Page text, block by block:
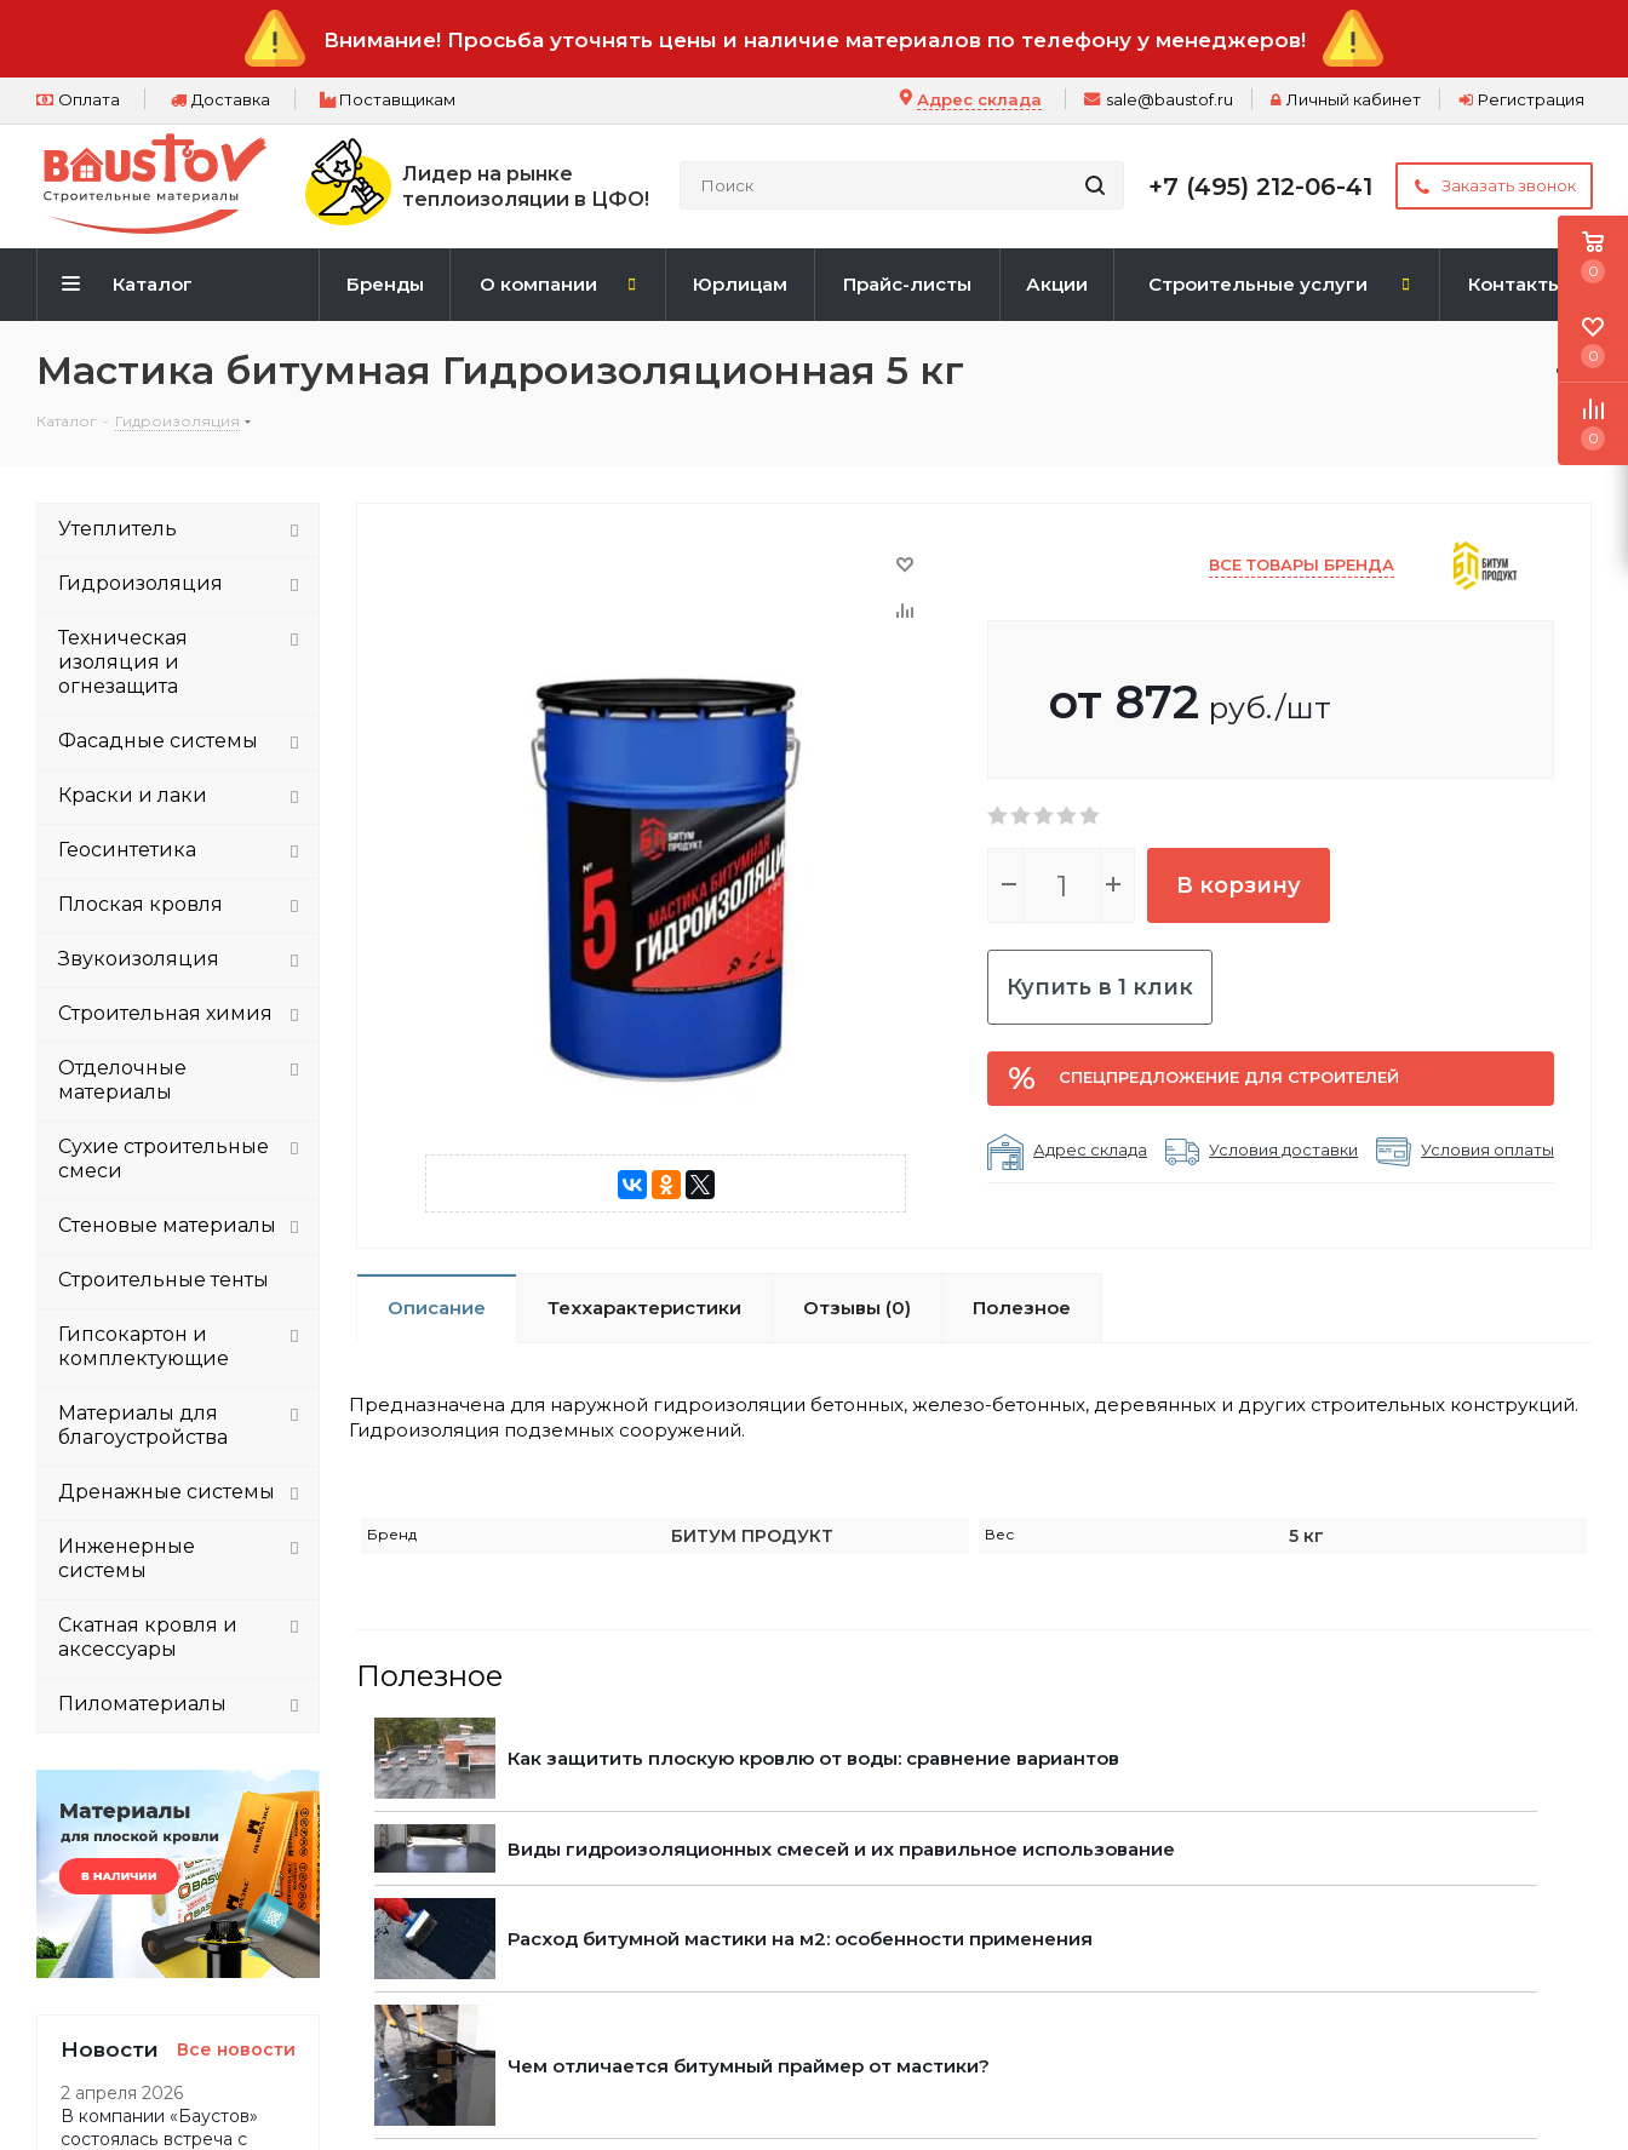
Внимание! Просьба уточнять цены и наличие материалов по телефону у менеджеров!
Оплата Доставка Поставщикам Регистрация
Личный кабинет
sale@baustof.ru
Адрес склада
Лидер на рынке
теплоизоляции в ЦФО!
+7 (495) 212-06-41 Заказать звонок
Каталог Бренды О компании Юрлицам Прайс-листы Акции Строительные услуги Контакты
Мастика битумная Гидроизоляционная 5 кг
Каталог - Гидроизоляция
ВСЕ ТОВАРЫ БРЕНДА
от 872 руб./шт
В корзину
Купить в 1 клик
СПЕЦПРЕДЛОЖЕНИЕ ДЛЯ СТРОИТЕЛЕЙ
Адрес склада Условия доставки Условия оплаты
Описание Теххарактеристики Отзывы (0) Полезное
Предназначена для наружной гидроизоляции бетонных, железо-бетонных, деревянных и других строительных конструкций.
Гидроизоляция подземных сооружений.
Бренд БИТУМ ПРОДУКТ Вес 5 кг
Полезное
Как защитить плоскую кровлю от воды: сравнение вариантов
Виды гидроизоляционных смесей и их правильное использование
Расход битумной мастики на м2: особенности применения
Чем отличается битумный праймер от мастики?
Утеплитель
Гидроизоляция
Техническая
изоляция и
огнезащита
Фасадные системы
Краски и лаки
Геосинтетика
Плоская кровля
Звукоизоляция
Строительная химия
Отделочные
материалы
Сухие строительные
смеси
Стеновые материалы
Строительные тенты
Гипсокартон и
комплектующие
Материалы для
благоустройства
Дренажные системы
Инженерные
системы
Скатная кровля и
аксессуары
Пиломатериалы
Новости Все новости
2 апреля 2026
В компании «Баустов»
состоялась встреча с
0
0
0